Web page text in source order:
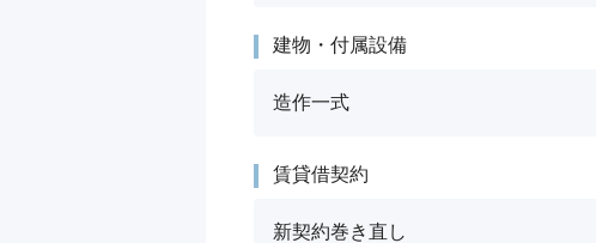
建物・付属設備
造作一式
賃貸借契約
新契約巻き直し